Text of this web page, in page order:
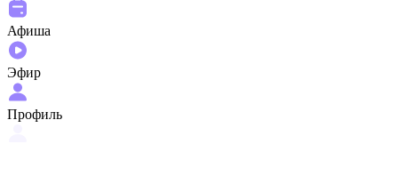
Афиша
Эфир
Профиль